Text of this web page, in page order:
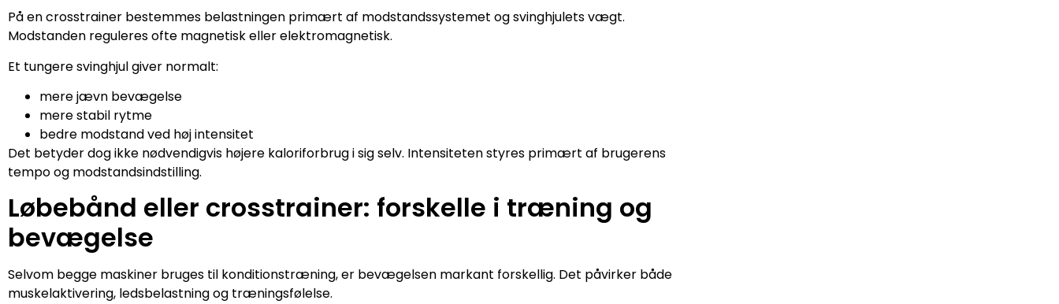
På en crosstrainer bestemmes belastningen primært af modstandssystemet og svinghjulets vægt.
Modstanden reguleres ofte magnetisk eller elektromagnetisk.
Et tungere svinghjul giver normalt:
mere jævn bevægelse
mere stabil rytme
bedre modstand ved høj intensitet
Det betyder dog ikke nødvendigvis højere kaloriforbrug i sig selv. Intensiteten styres primært af brugerens
tempo og modstandsindstilling.
Løbebånd eller crosstrainer: forskelle i træning og
bevægelse
Selvom begge maskiner bruges til konditionstræning, er bevægelsen markant forskellig. Det påvirker både
muskelaktivering, ledsbelastning og træningsfølelse.